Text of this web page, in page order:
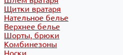
Щитки вратаря
Нательное белье
Верхнее белье
Шорты, брюки
Комбинезоны
Носки